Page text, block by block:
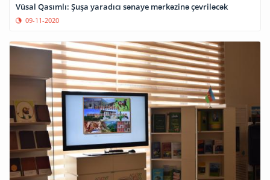
Vüsal Qasımlı: Şuşa yaradıcı sənaye mərkəzinə çevriləcək
09-11-2020